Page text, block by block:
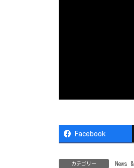
Facebook
カテゴリー News